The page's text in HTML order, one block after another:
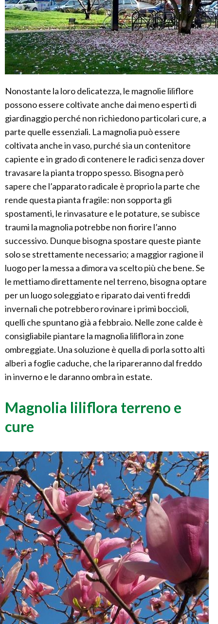
Nonostante la loro delicatezza, le magnolie liliflore
possono essere coltivate anche dai meno esperti di
giardinaggio perché non richiedono particolari cure, a
parte quelle essenziali. La magnolia può essere
coltivata anche in vaso, purché sia un contenitore
capiente e in grado di contenere le radici senza dover
travasare la pianta troppo spesso. Bisogna però
sapere che l’apparato radicale è proprio la parte che
rende questa pianta fragile: non sopporta gli
spostamenti, le rinvasature e le potature, se subisce
traumi la magnolia potrebbe non fiorire l’anno
successivo. Dunque bisogna spostare queste piante
solo se strettamente necessario; a maggior ragione il
luogo per la messa a dimora va scelto più che bene. Se
le mettiamo direttamente nel terreno, bisogna optare
per un luogo soleggiato e riparato dai venti freddi
invernali che potrebbero rovinare i primi boccioli,
quelli che spuntano già a febbraio. Nelle zone calde è
consigliabile piantare la magnolia liliflora in zone
ombreggiate. Una soluzione è quella di porla sotto alti
alberi a foglie caduche, che la ripareranno dal freddo
in inverno e le daranno ombra in estate.
Magnolia liliflora terreno e
cure